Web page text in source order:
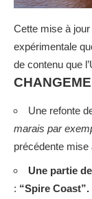
Cette mise à
expérimentale
de contenu que
Une refonte
marais par
précédente mise
Une partie
: “Spire Coast”.